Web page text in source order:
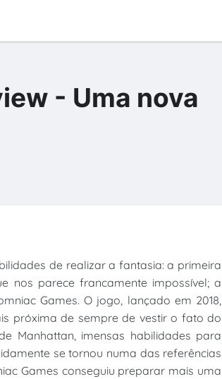
- Uma nova
de realizar a fantasia: a primeira
nos parece francamente impossível; a
Games. O jogo, lançado em 2018,
próxima de sempre de vestir o fato do
Manhattan, imensas habilidades para
se tornou numa das referências
Games conseguiu preparar mais uma